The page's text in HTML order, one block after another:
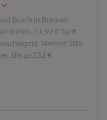
Briefe in Bremen
bieten. 17,92 € Tarif-
Weitere 50%
Bis zu 332 €